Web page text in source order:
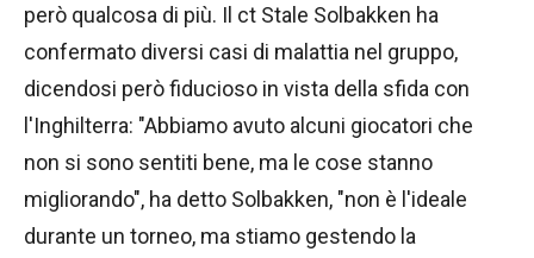
però qualcosa di più. Il ct Stale Solbakken ha
confermato diversi casi di malattia nel gruppo,
dicendosi però fiducioso in vista della sfida con
l'Inghilterra: "Abbiamo avuto alcuni giocatori che
non si sono sentiti bene, ma le cose stanno
migliorando", ha detto Solbakken, "non è l'ideale
durante un torneo, ma stiamo gestendo la